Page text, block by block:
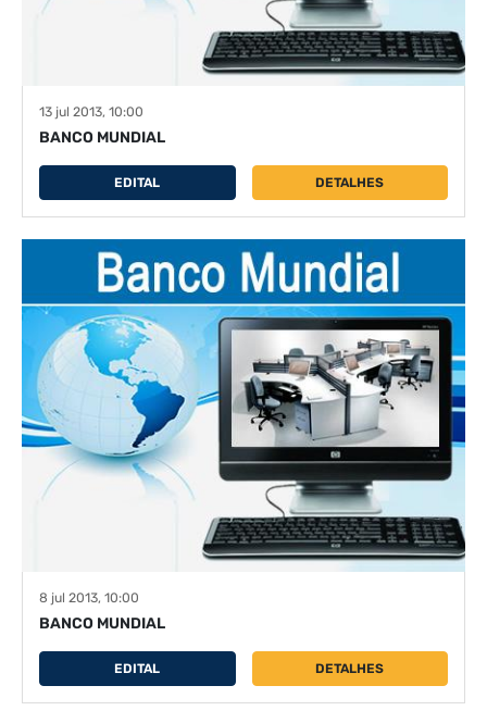
13 jul 2013, 10:00
BANCO MUNDIAL
EDITAL DETALHES
8 jul 2013, 10:00
BANCO MUNDIAL
EDITAL DETALHES